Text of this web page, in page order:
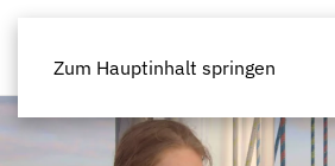
Zum Hauptinhalt springen